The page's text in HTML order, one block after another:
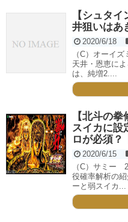
【シュタ
井狙いはあ
2020/6/18
（C）オーイ
天井・恩恵に
は、純増2....
【北斗の
スイカに設
ロが必須？
2020/6/15
（C）サミー
役確率解析の
ーと弱スイカ...